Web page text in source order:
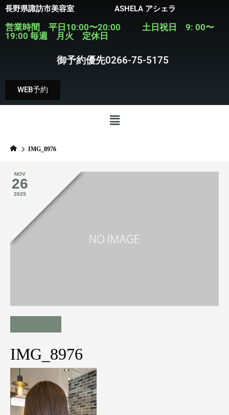
長野県諏訪市美容室 ASHELA アシェラ
営業時間 平日10:00〜20:00 土日祝日 9: 00〜
19:00 毎週 月火 定休日
御予約優先0266-75-5175
WEB予約
IMG_8976
NOV
26
2025
IMG_8976